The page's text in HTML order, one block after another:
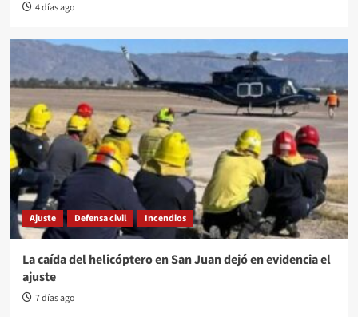
4 días ago
Ajuste Defensa civil Incendios
La caída del helicóptero en San Juan dejó en evidencia el
ajuste
7 días ago